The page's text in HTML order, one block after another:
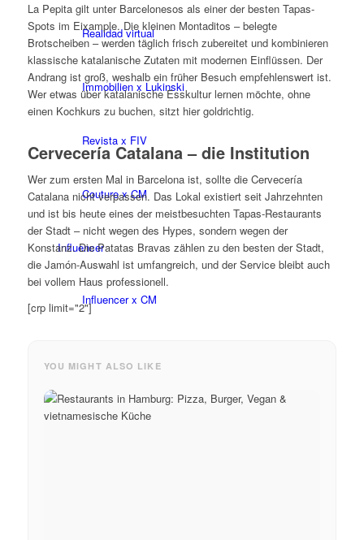
Realidad virtual
Immobilien x Lukinski
Revista x FIV
Couture x CM
Influencer
Influencer x CM
Marketing de rendimiento
La Pepita gilt unter Barcelonesos als einer der besten Tapas-
Spots im Eixample. Die kleinen Montaditos – belegte
Brotscheiben – werden täglich frisch zubereitet und kombinieren
klassische katalanische Zutaten mit modernen Einflüssen. Der
Andrang ist groß, weshalb ein früher Besuch empfehlenswert ist.
Wer etwas über katalanische Esskultur lernen möchte, ohne
einen Kochkurs zu buchen, sitzt hier goldrichtig.
Cervecería Catalana – die Institution
Wer zum ersten Mal in Barcelona ist, sollte die Cervecería
Catalana nicht verpassen. Das Lokal existiert seit Jahrzehnten
und ist bis heute eines der meistbesuchten Tapas-Restaurants
der Stadt – nicht wegen des Hypes, sondern wegen der
Konstanz. Die Patatas Bravas zählen zu den besten der Stadt,
die Jamón-Auswahl ist umfangreich, und der Service bleibt auch
bei vollem Haus professionell.
[crp limit="2"]
YOU MIGHT ALSO LIKE